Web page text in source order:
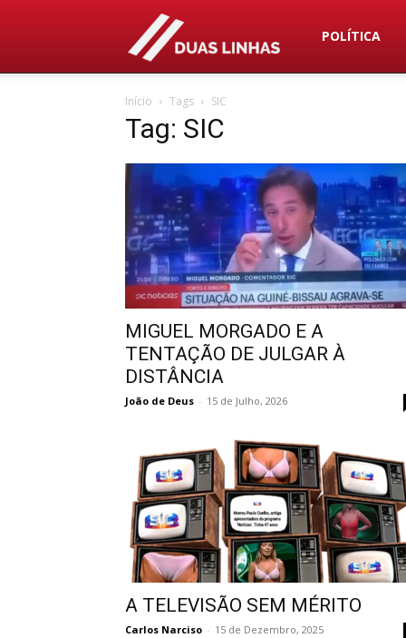
Duas
POLÍTICA
Início Tags SIC
Tag: SIC
MIGUEL MORGADO E A
TENTAÇÃO DE JULGAR À
DISTÂNCIA
João de Deus - 15 de Julho, 2026
A TELEVISÃO SEM MÉRITO
Carlos Narciso - 15 de Dezembro, 2025